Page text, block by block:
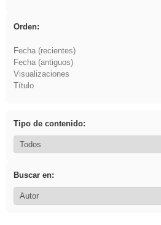
Orden:
Fecha (recientes)
Fecha (antiguos)
Visualizaciones
Título
Tipo de contenido:
Buscar en: